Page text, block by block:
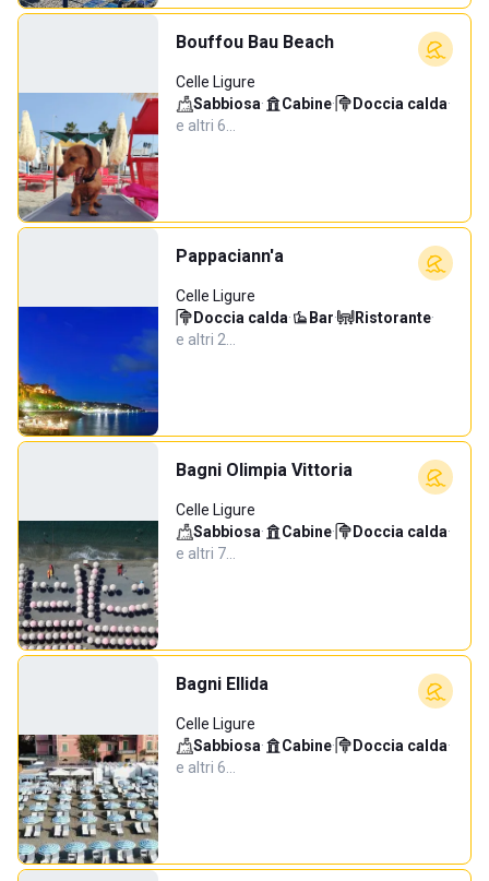
Bouffou Bau Beach
Celle Ligure
Sabbiosa· Cabine· Doccia calda·
e altri 6…
Pappaciann'a
Celle Ligure
Doccia calda· Bar· Ristorante·
e altri 2…
Bagni Olimpia Vittoria
Celle Ligure
Sabbiosa· Cabine· Doccia calda·
e altri 7…
Bagni Ellida
Celle Ligure
Sabbiosa· Cabine· Doccia calda·
e altri 6…